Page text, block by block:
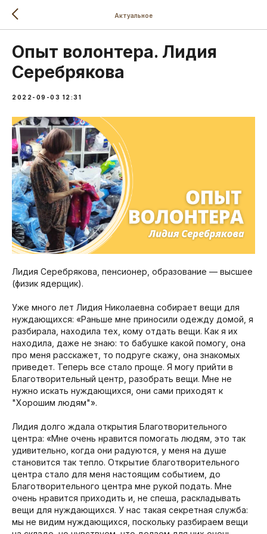
Актуальное
Опыт волонтера. Лидия
Серебрякова
2022-09-03 12:31
Лидия Серебрякова, пенсионер, образование — высшее
(физик ядерщик).
Уже много лет Лидия Николаевна собирает вещи для
нуждающихся: «Раньше мне приносили одежду домой, я
разбирала, находила тех, кому отдать вещи. Как я их
находила, даже не знаю: то бабушке какой помогу, она
про меня расскажет, то подруге скажу, она знакомых
приведет. Теперь все стало проще. Я могу прийти в
Благотворительный центр, разобрать вещи. Мне не
нужно искать нуждающихся, они сами приходят к
"Хорошим людям"».
Лидия долго ждала открытия Благотворительного
центра: «Мне очень нравится помогать людям, это так
удивительно, когда они радуются, у меня на душе
становится так тепло. Открытие благотворительного
центра стало для меня настоящим событием, до
Благотворительного центра мне рукой подать. Мне
очень нравится приходить и, не спеша, раскладывать
вещи для нуждающихся. У нас такая секретная служба:
мы не видим нуждающихся, поскольку разбираем вещи